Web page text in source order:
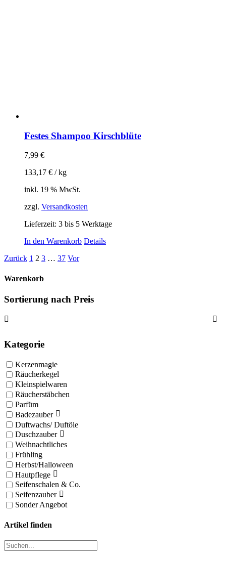
Festes Shampoo Kirschblüte
7,99 €
133,17 € /kg
inkl. 19 % MwSt.
zzgl. Versandkosten
Lieferzeit: 3 bis 5 Werktage
In den Warenkorb Details
Zurück 1 2 3 … 37 Vor
Warenkorb
Sortierung nach Preis
Kategorie
Kerzenmagie
Räucherkegel
Kleinspielwaren
Räucherstäbchen
Parfüm
Badezauber
Duftwachs/ Duftöle
Duschzauber
Weihnachtliches
Frühling
Herbst/Halloween
Hautpflege
Seifenschalen & Co.
Seifenzauber
Sonder Angebot
Artikel finden